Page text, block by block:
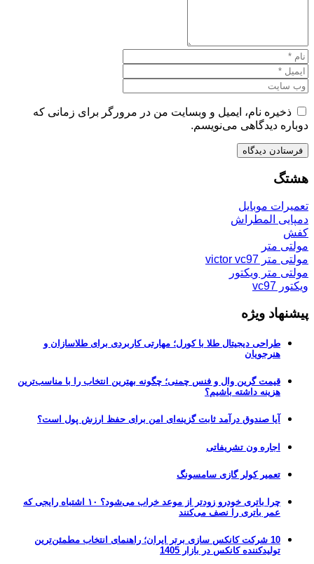
ذخیره نام، ایمیل و وبسایت من در مرورگر برای زمانی که
دوباره دیدگاهی می‌نویسم.
هشتگ
تعمیرات موبایل
دمپایی المطراش
کفش
مولتی متر
مولتی متر victor vc97
مولتی متر ویکتور
ویکتور vc97
پیشنهاد ویژه
طراحی دیجیتال طلا با کورل؛ مهارتی کاربردی برای طلاسازان و
هنرجویان
قیمت گرین وال و فنس چمنی؛ چگونه بهترین انتخاب را با مناسب‌ترین
هزینه داشته باشیم؟
آیا صندوق درآمد ثابت گزینه‌ای امن برای حفظ ارزش پول است؟
اجاره ون تشریفاتی
تعمیر کولر گازی سامسونگ
چرا باتری خودرو زودتر از موعد خراب می‌شود؟ ۱۰ اشتباه رایجی که
عمر باتری را نصف می‌کنند
10 شرکت کانکس سازی برتر ایران؛ راهنمای انتخاب مطمئن‌ترین
تولیدکننده کانکس در بازار 1405